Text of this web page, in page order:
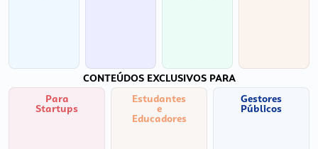
CONTEÚDOS EXCLUSIVOS PARA
Para
Startups
Estudantes
e
Educadores
Gestores
Públicos